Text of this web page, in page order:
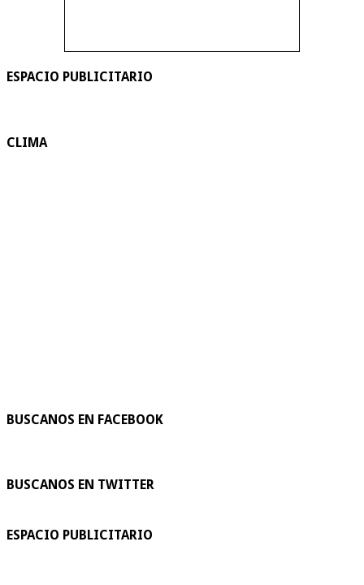
ESPACIO PUBLICITARIO
CLIMA
BUSCANOS EN FACEBOOK
BUSCANOS EN TWITTER
ESPACIO PUBLICITARIO